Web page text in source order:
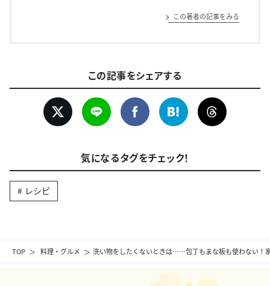
TOP 料理・グルメ 洗い物をしたくないときは……包丁もまな板も使わない！
この著者の記事をみる
この記事をシェアする
気になるタグをチェック！
レシピ